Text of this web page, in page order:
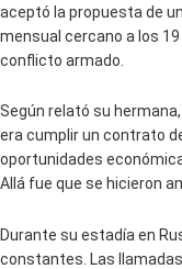
aceptó la propuesta de
mensual cercano a los
conflicto armado.
Según relató su
era cumplir un contrato
oportunidades
Allá fue que se hicieron
Durante su estadía en
constantes. Las